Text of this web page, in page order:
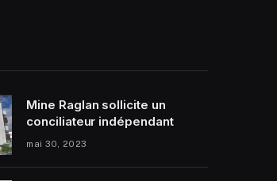
Mine Raglan sollicite un
conciliateur indépendant
mai 30, 2023